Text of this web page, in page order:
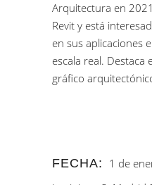
Arquitectura en
Revit y está
en sus aplicaciones
escala real. Destaca
gráfico
FECHA: 1 de